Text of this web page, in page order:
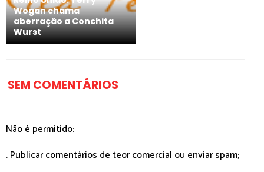
Wogan chama
aberração a Conchita
Wurst
SEM COMENTÁRIOS
Não é permitido:
. Publicar comentários de teor comercial ou enviar spam;